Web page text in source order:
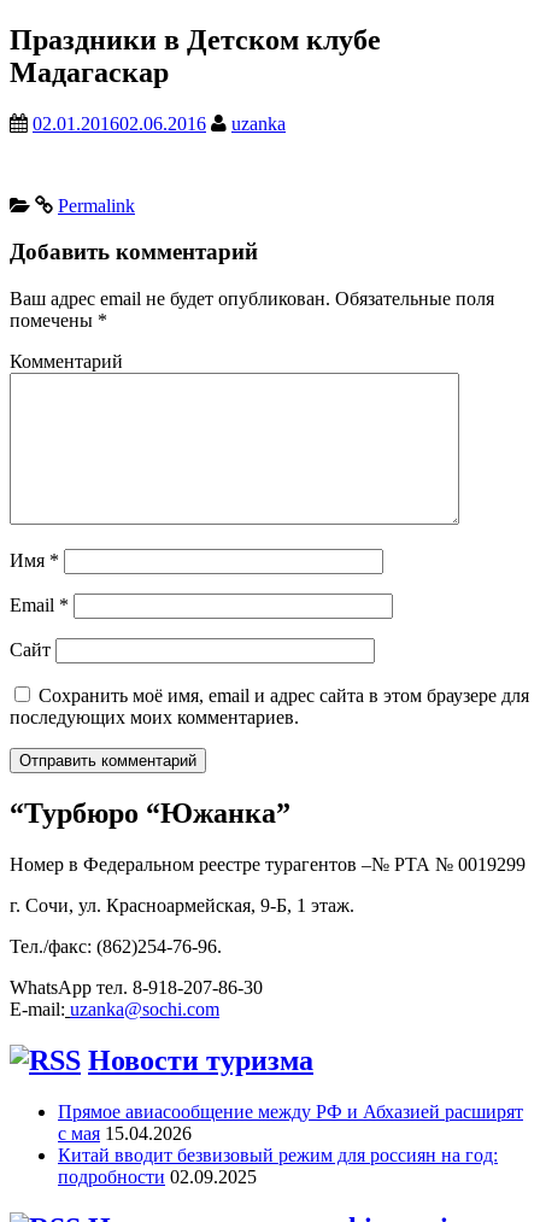
Праздники в Детском клубе
Мадагаскар
02.01.201602.06.2016 uzanka
Permalink
Добавить комментарий
Ваш адрес email не будет опубликован. Обязательные поля
помечены *
Комментарий
Имя *
Email *
Сайт
Сохранить моё имя, email и адрес сайта в этом браузере для
последующих моих комментариев.
“Турбюро “Южанка”
Номер в Федеральном реестре турагентов –№ РТА № 0019299
г. Сочи, ул. Красноармейская, 9-Б, 1 этаж.
Тел./факс: (862)254-76-96.
WhatsApp тел. 8-918-207-86-30
E-mail: uzanka@sochi.com
Новости туризма
Прямое авиасообщение между РФ и Абхазией расширят
с мая 15.04.2026
Китай вводит безвизовый режим для россиян на год:
подробности 02.09.2025